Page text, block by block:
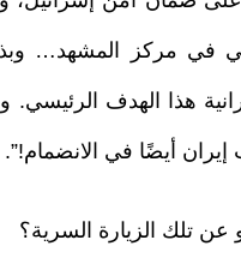
في مركز المشهد…
هذا الهدف الرئيسي.
أيضًا في الانضمام!”.
عن تلك الزيارة السرية؟